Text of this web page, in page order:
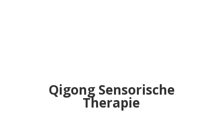
Qigong Sensorische
Therapie